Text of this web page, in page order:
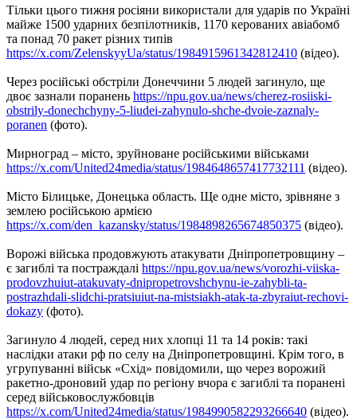
Тільки цього тижня росіяни використали для ударів по Україні
майже 1500 ударних безпілотників, 1170 керованих авіабомб
та понад 70 ракет різних типів
https://x.com/ZelenskyyUa/status/1984915961342812410 (відео).
Через російські обстріли Донеччини 5 людей загинуло, ще
двоє зазнали поранень https://npu.gov.ua/news/cherez-rosiiski-
obstrily-donechchyny-5-liudei-zahynulo-shche-dvoie-zaznaly-
poranen (фото).
Мирноград – місто, зруйноване російськими військами
https://x.com/United24media/status/1984648657417732111 (відео).
Місто Білицьке, Донецька область. Ще одне місто, зрівняне з
землею російською армією
https://x.com/den_kazansky/status/1984898265674850375 (відео).
Ворожі війська продовжують атакувати Дніпропетровщину –
є загиблі та постраждалі https://npu.gov.ua/news/vorozhi-viiska-
prodovzhuiut-atakuvaty-dnipropetrovshchynu-ie-zahybli-ta-
postrazhdali-slidchi-pratsiuiut-na-mistsiakh-atak-ta-zbyraiut-rechovi-
dokazy (фото).
Загинуло 4 людей, серед них хлопці 11 та 14 років: такі
наслідки атаки рф по селу на Дніпропетровщині. Крім того, в
угрупуванні військ «Схід» повідомили, що через ворожий
ракетно-дроновий удар по регіону вчора є загиблі та поранені
серед військовослужбовців
https://x.com/United24media/status/1984990582293266640 (відео).